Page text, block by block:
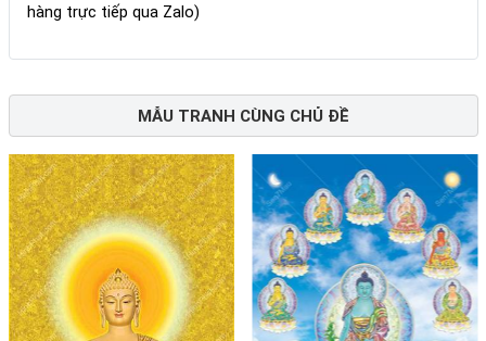
hàng trực tiếp qua Zalo)
MẪU TRANH CÙNG CHỦ ĐỀ